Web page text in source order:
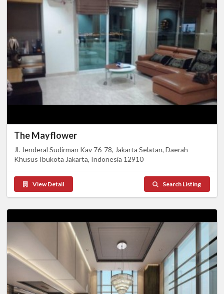
The Mayflower
Jl. Jenderal Sudirman Kav 76-78, Jakarta Selatan, Daerah
Khusus Ibukota Jakarta, Indonesia 12910
View Detail Search Listing